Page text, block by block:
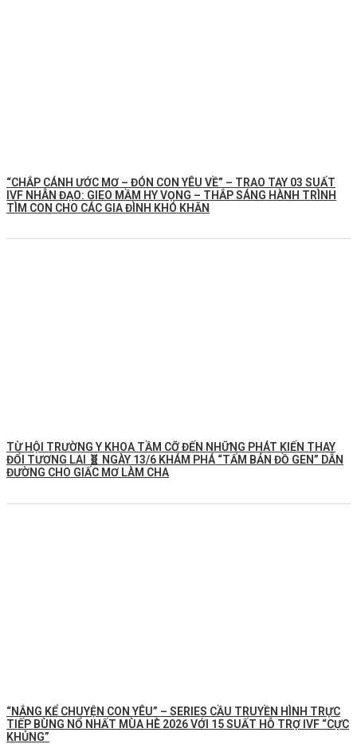
“CHẮP CÁNH ƯỚC MƠ – ĐÓN CON YÊU VỀ” – TRAO TAY 03 SUẤT
IVF NHÂN ĐẠO: GIEO MẦM HY VỌNG – THẮP SÁNG HÀNH TRÌNH
TÌM CON CHO CÁC GIA ĐÌNH KHÓ KHĂN
TỪ HỘI TRƯỜNG Y KHOA TẦM CỠ ĐẾN NHỮNG PHÁT KIẾN THAY
ĐỔI TƯƠNG LAI 🧬 NGÀY 13/6 KHÁM PHÁ “TẤM BẢN ĐỒ GEN” DẪN
ĐƯỜNG CHO GIẤC MƠ LÀM CHA
“NẮNG KỂ CHUYỆN CON YÊU” – SERIES CẦU TRUYỀN HÌNH TRỰC
TIẾP BÙNG NỔ NHẤT MÙA HÈ 2026 VỚI 15 SUẤT HỖ TRỢ IVF “CỰC
KHỦNG”